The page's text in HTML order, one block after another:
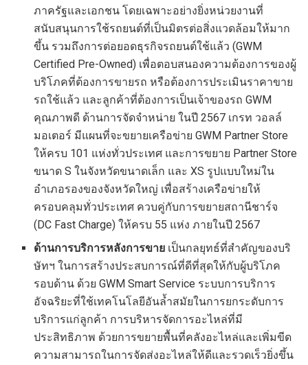
ภาครัฐและเอกชน โดยเฉพาะอย่างยิ่งหน่วยงานที่
สนับสนุนการใช้รถยนต์ที่เป็นมิตรต่อสิ่งแวดล้อมให้มาก
ขึ้น รวมถึงการต่อยอดธุรกิจรถยนต์ใช้แล้ว (GWM
Certified Pre-Owned) เพื่อตอบสนองความต้องการของผู้
บริโภคที่ต้องการขายรถ หรือต้องการประเมินราคาขาย
รถใช้แล้ว และลูกค้าที่ต้องการเป็นเจ้าของรถ GWM
คุณภาพดี ด้านการจัดจำหน่าย ในปี 2567 เกรท วอลล์
มอเตอร์ มีแผนที่จะขยายเครือข่าย GWM Partner Store
ให้ครบ 101 แห่งทั่วประเทศ และการขยาย Partner Store
ขนาด S ในจังหวัดขนาดเล็ก และ XS รูปแบบใหม่ใน
อำเภอรองของจังหวัดใหญ่ เพื่อสร้างเครือข่ายให้
ครอบคลุมทั่วประเทศ ควบคู่กับการขยายสถานีชาร์จ
(DC Fast Charge) ให้ครบ 55 แห่ง ภายในปี 2567
ด้านการบริการหลังการขาย เป็นกลยุทธ์ที่สำคัญของบริ
ษัทฯ ในการสร้างประสบการณ์ที่ดีที่สุดให้กับผู้บริโภค
รอบด้าน ด้วย GWM Smart Service ระบบการบริการ
อัจฉริยะที่ใช้เทคโนโลยีอันล้ำสมัยในการยกระดับการ
บริการแก่ลูกค้า การบริหารจัดการอะไหล่ที่มี
ประสิทธิภาพ ด้วยการขยายพื้นที่คลังอะไหล่และเพิ่มขีด
ความสามารถในการจัดส่งอะไหล่ให้ดีและรวดเร็วยิ่งขึ้น